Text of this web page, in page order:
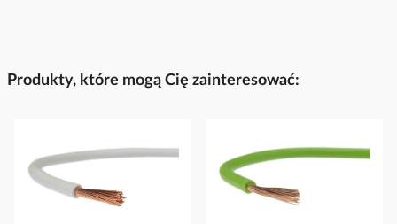
Produkty, które mogą Cię zainteresować: